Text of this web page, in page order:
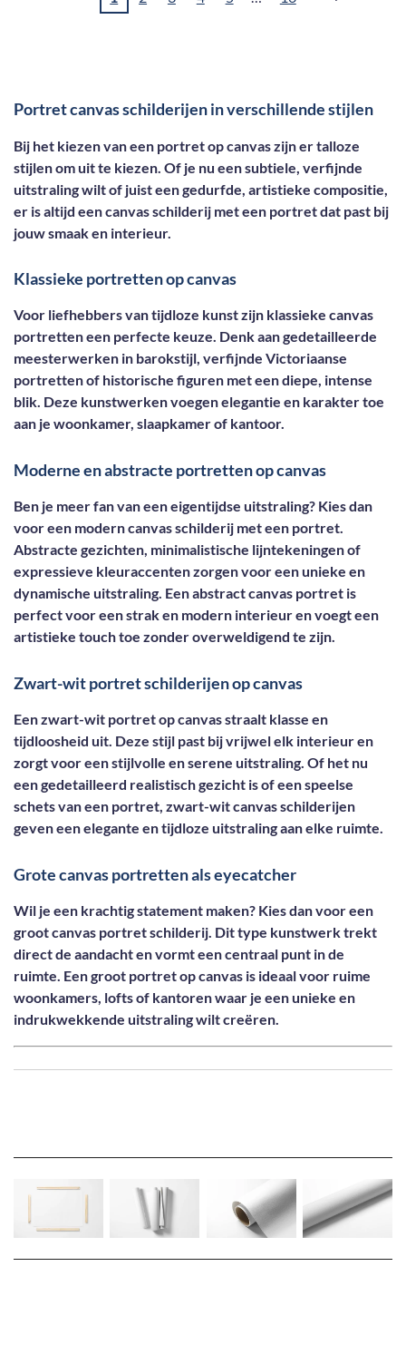
Portret canvas schilderijen in verschillende stijlen
Bij het kiezen van een portret op canvas zijn er talloze
stijlen om uit te kiezen. Of je nu een subtiele, verfijnde
uitstraling wilt of juist een gedurfde, artistieke compositie,
er is altijd een canvas schilderij met een portret dat past bij
jouw smaak en interieur.
Klassieke portretten op canvas
Voor liefhebbers van tijdloze kunst zijn klassieke canvas
portretten een perfecte keuze. Denk aan gedetailleerde
meesterwerken in barokstijl, verfijnde Victoriaanse
portretten of historische figuren met een diepe, intense
blik. Deze kunstwerken voegen elegantie en karakter toe
aan je woonkamer, slaapkamer of kantoor.
Moderne en abstracte portretten op canvas
Ben je meer fan van een eigentijdse uitstraling? Kies dan
voor een modern canvas schilderij met een portret.
Abstracte gezichten, minimalistische lijntekeningen of
expressieve kleuraccenten zorgen voor een unieke en
dynamische uitstraling. Een abstract canvas portret is
perfect voor een strak en modern interieur en voegt een
artistieke touch toe zonder overweldigend te zijn.
Zwart-wit portret schilderijen op canvas
Een zwart-wit portret op canvas straalt klasse en
tijdloosheid uit. Deze stijl past bij vrijwel elk interieur en
zorgt voor een stijlvolle en serene uitstraling. Of het nu
een gedetailleerd realistisch gezicht is of een speelse
schets van een portret, zwart-wit canvas schilderijen
geven een elegante en tijdloze uitstraling aan elke ruimte.
Grote canvas portretten als eyecatcher
Wil je een krachtig statement maken? Kies dan voor een
groot canvas portret schilderij. Dit type kunstwerk trekt
direct de aandacht en vormt een centraal punt in de
ruimte. Een groot portret op canvas is ideaal voor ruime
woonkamers, lofts of kantoren waar je een unieke en
indrukwekkende uitstraling wilt creëren.